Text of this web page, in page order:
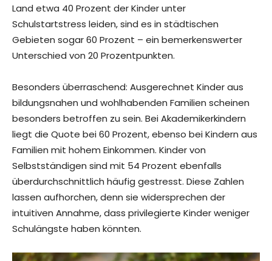
Land etwa 40 Prozent der Kinder unter
Schulstartstress leiden, sind es in städtischen
Gebieten sogar 60 Prozent – ein bemerkenswerter
Unterschied von 20 Prozentpunkten.
Besonders überraschend: Ausgerechnet Kinder aus
bildungsnahen und wohlhabenden Familien scheinen
besonders betroffen zu sein. Bei Akademikerkindern
liegt die Quote bei 60 Prozent, ebenso bei Kindern aus
Familien mit hohem Einkommen. Kinder von
Selbstständigen sind mit 54 Prozent ebenfalls
überdurchschnittlich häufig gestresst. Diese Zahlen
lassen aufhorchen, denn sie widersprechen der
intuitiven Annahme, dass privilegierte Kinder weniger
Schulängste haben könnten.